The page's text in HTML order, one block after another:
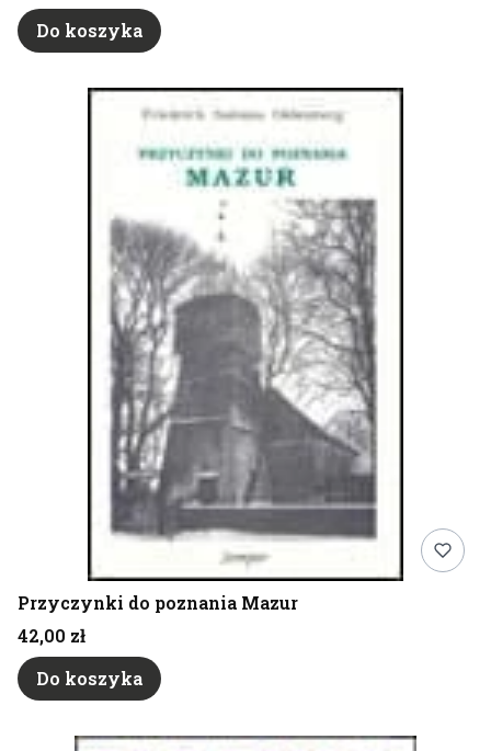
Do koszyka
Przyczynki do poznania Mazur
Cena
42,00 zł
Do koszyka